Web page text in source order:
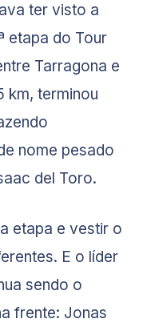
ter visto a
etapa do Tour
Tarragona e
km, terminou
nome pesado
del Toro.
etapa e vestir o
E o líder
sendo o
frente: Jonas